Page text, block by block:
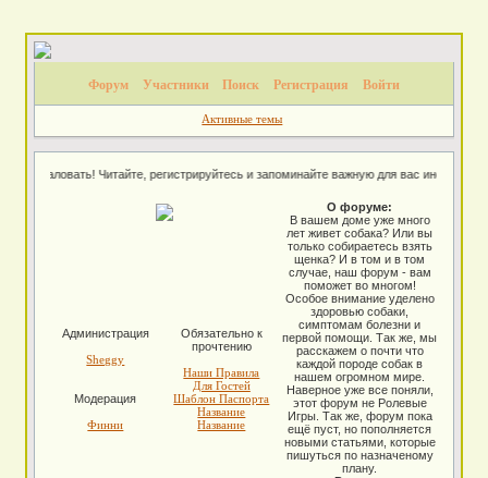
Форум Участники Поиск Регистрация Войти
Активные темы
пожаловать! Читайте, регистрируйтесь и запоминайте важную для вас
О форуме:
В вашем доме уже много
лет живет собака? Или вы
только собираетесь взять
щенка? И в том и в том
случае, наш форум - вам
поможет во многом!
Особое внимание уделено
здоровью собаки,
симптомам болезни и
первой помощи. Так же, мы
расскажем о почти что
каждой породе собак в
нашем огромном мире.
Наверное уже все поняли,
этот форум не Ролевые
Игры. Так же, форум пока
ещё пуст, но пополняется
новыми статьями, которые
пишуться по назначеному
плану.
Администрация
Sheggy
Модерация
Финни
Обязательно к
прочтению
Наши Правила
Для Гостей
Шаблон Паспорта
Название
Название